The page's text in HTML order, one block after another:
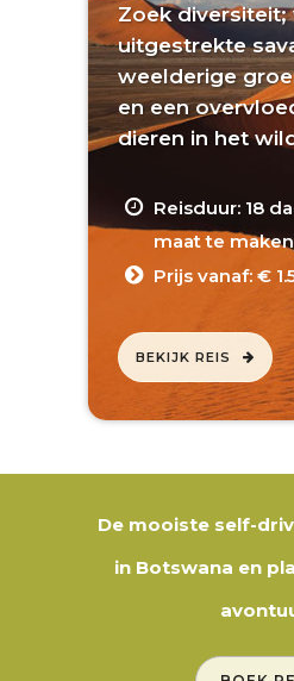
Zoek diversiteit;
uitgestrekte
weelderige
en een
dieren in het
Reisduur: 18
maat te
Prijs vanaf: €
BEKIJK REIS
De mooiste self-
in Botswana en